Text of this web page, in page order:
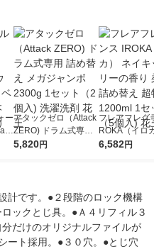
ーアタックゼロ（Attack
ZERO) ドラム式専用
詰め替え メガジャン
5,820円
フレアフレグ
ROKA（イロ
イキッドリリ
6,582円
計です。●２段階のロック機構
ックとじ具。●Ａ４リフィル３
だけのオリジナルファイルが
ート採用。●３０穴。●とじ穴